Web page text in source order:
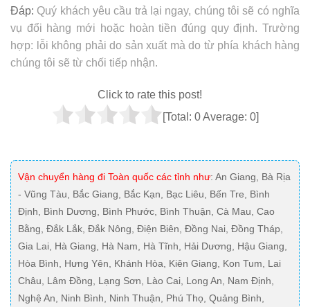
Đáp: Quý khách yêu cầu trả lại ngay, chúng tôi sẽ có nghĩa
vụ đổi hàng mới hoặc hoàn tiền đúng quy định. Trường
hợp: lỗi không phải do sản xuất mà do từ phía khách hàng
chúng tôi sẽ từ chối tiếp nhận.
Click to rate this post!
[Total: 0Average: 0]
Vận chuyển hàng đi Toàn quốc các tỉnh như: An Giang, Bà Rịa
- Vũng Tàu, Bắc Giang, Bắc Kạn, Bạc Liêu, Bến Tre, Bình
Định, Bình Dương, Bình Phước, Bình Thuận, Cà Mau, Cao
Bằng, Đắk Lắk, Đắk Nông, Điện Biên, Đồng Nai, Đồng Tháp,
Gia Lai, Hà Giang, Hà Nam, Hà Tĩnh, Hải Dương, Hậu Giang,
Hòa Bình, Hưng Yên, Khánh Hòa, Kiên Giang, Kon Tum, Lai
Châu, Lâm Đồng, Lạng Sơn, Lào Cai, Long An, Nam Định,
Nghệ An, Ninh Bình, Ninh Thuận, Phú Thọ, Quảng Bình,